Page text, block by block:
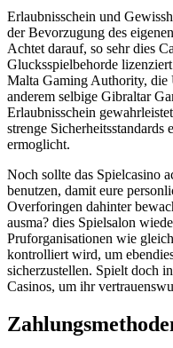
Erlaubnisschein und
der Bevorzugung des
Achtet darauf, so sehr dies
Glucksspielbehorde
Malta Gaming Authority,
anderem selbige Gibraltar
Erlaubnisschein
strenge Sicherheitsstandards
ermoglicht.
Noch sollte das Spielcasino
benutzen, damit eure
Overforingen dahinter
ausma? dies Spielsalon
Pruforganisationen wie
kontrolliert wird, um
sicherzustellen. Spielt doch
Casinos, um ihr